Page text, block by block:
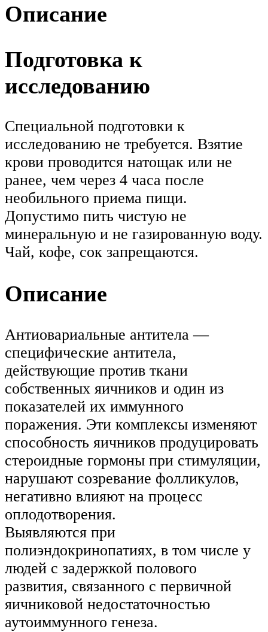
Описание
Подготовка к
исследованию
Специальной подготовки к
исследованию не требуется. Взятие
крови проводится натощак или не
ранее, чем через 4 часа после
необильного приема пищи.
Допустимо пить чистую не
минеральную и не газированную воду.
Чай, кофе, сок запрещаются.
Описание
Антиовариальные антитела —
специфические антитела,
действующие против ткани
собственных яичников и один из
показателей их иммунного
поражения. Эти комплексы изменяют
способность яичников продуцировать
стероидные гормоны при стимуляции,
нарушают созревание фолликулов,
негативно влияют на процесс
оплодотворения.
Выявляются при
полиэндокринопатиях, в том числе у
людей с задержкой полового
развития, связанного с первичной
яичниковой недостаточностью
аутоиммунного генеза.